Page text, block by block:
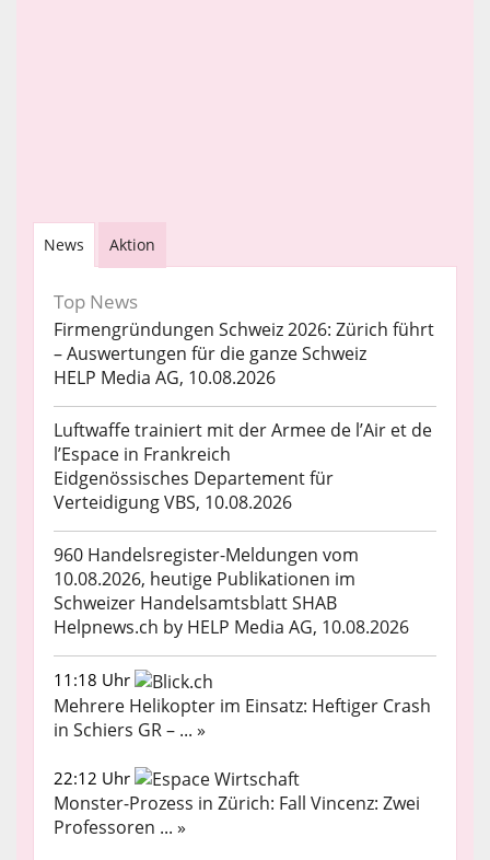
News Aktion
Top News
Firmengründungen Schweiz 2026: Zürich führt
– Auswertungen für die ganze Schweiz
HELP Media AG, 10.08.2026
Luftwaffe trainiert mit der Armee de l’Air et de
l’Espace in Frankreich
Eidgenössisches Departement für
Verteidigung VBS, 10.08.2026
960 Handelsregister-Meldungen vom
10.08.2026, heutige Publikationen im
Schweizer Handelsamtsblatt SHAB
Helpnews.ch by HELP Media AG, 10.08.2026
11:18 Uhr
Mehrere Helikopter im Einsatz: Heftiger Crash
in Schiers GR – ... »
22:12 Uhr
Monster-Prozess in Zürich: Fall Vincenz: Zwei
Professoren ... »